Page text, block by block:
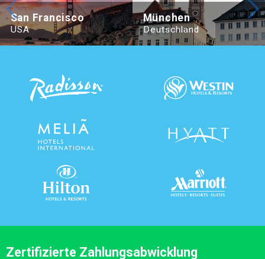
Beijing Hotel Nuo Forbidden City
San Francisco
USA
Hotel Adagio, Autograph
München
Deutschland
Zertifizierte Zahlungsabwicklung